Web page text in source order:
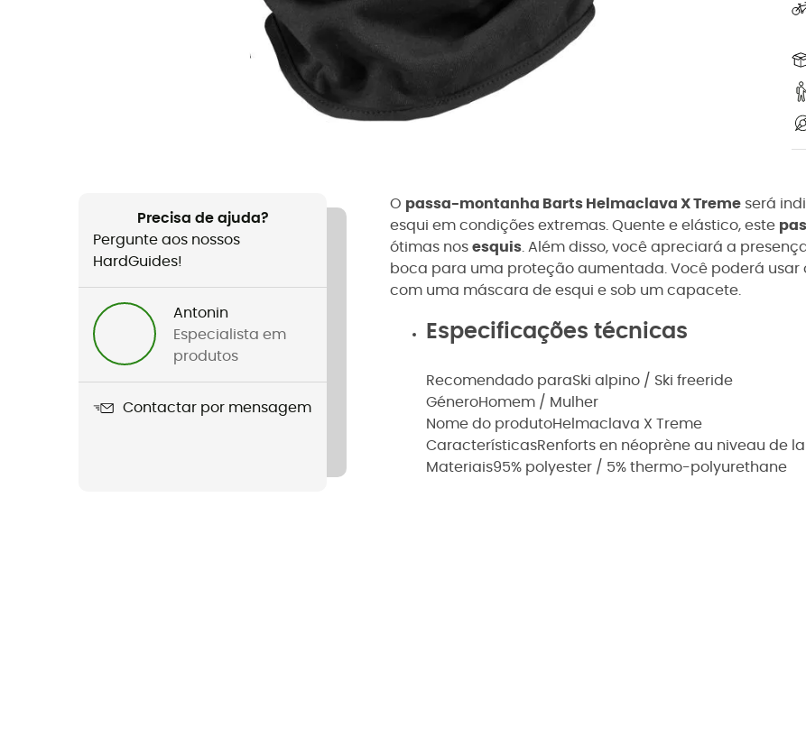
Precisa de ajuda?
Pergunte aos nossos
HardGuides!
Antonin
Especialista em
produtos
Contactar por mensagem
O passa-montanha Barts Helmaclava X Treme será
esqui em condições extremas. Quente e elástico, este
ótimas nos esquis . Além disso, você apreciará a
boca para uma proteção aumentada. Você poderá usar
com uma máscara de esqui e sob um capacete.
Especificações técnicas
Recomendado paraSki alpino / Ski freeride
GéneroHomem / Mulher
Nome do produtoHelmaclava X Treme
CaracterísticasRenforts en néoprène au niveau de
Materiais95% polyester / 5% thermo-polyurethane